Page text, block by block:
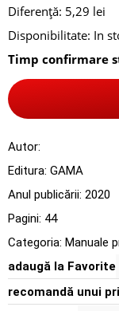
Diferență: 5,29 lei
Disponibilitate: In
Timp confirmare
Autor:
Editura: GAMA
Anul publicării: 2020
Pagini: 44
Categoria: Manuale
adaugă la Favorite
recomandă unui